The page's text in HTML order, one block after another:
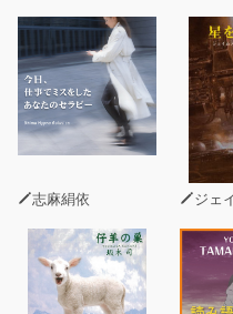
・スピーチ原稿は「だか
ッシュアップする
・メンバーのモチベーシ
・4ページの優れたメモを
ポイントを「書く」より
・10年後のプレスリリー
同じ方向を向く
志麻絹依 ジェイ